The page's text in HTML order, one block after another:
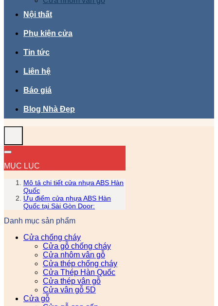
Nội thất
Phụ kiện cửa
Tin tức
Liên hệ
Báo giá
Blog Nhà Đẹp
MỤC LỤC
Mô tả chi tiết cửa nhựa ABS Hàn
Quốc
Ưu điểm cửa nhựa ABS Hàn
Quốc tại Sài Gòn Door:
Danh mục sản phẩm
Cửa chống cháy
Cửa gỗ chống cháy
Cửa nhôm vân gỗ
Cửa thép chống cháy
Cửa Thép Hàn Quốc
Cửa thép vân gỗ
Cửa vân gỗ 5D
Cửa gỗ